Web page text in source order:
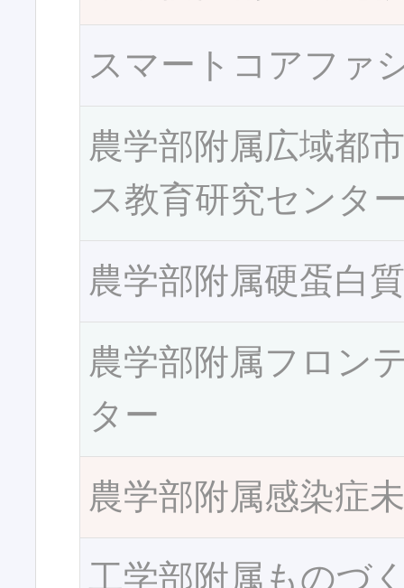
スマートコアファ
農学部附属広域都
ス教育研究センタ
農学部附属硬蛋白
農学部附属フロン
ター
農学部附属感染症
工学部附属ものづ